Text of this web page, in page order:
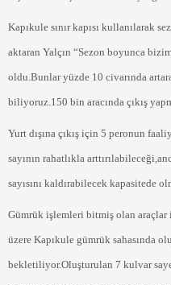
Kapıkule sınır kapısı kullanılarak
aktaran Yalçın “Sezon boyunca
oldu.Bunlar yüzde 10 civarında
biliyoruz.150 bin aracında çıkış
Yurt dışına çıkış için 5 peronun
sayının rahatlıkla
sayısını kaldırabilecek kapasitede
Gümrük işlemleri bitmiş olan araçlar
üzere Kapıkule gümrük sahasında
bekletiliyor.Oluşturulan 7 kulvar